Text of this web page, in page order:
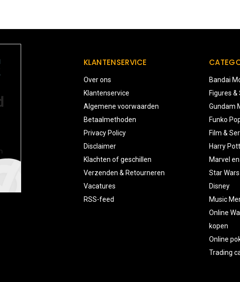
KLANTENSERVICE
Over ons
Klantenservice
Algemene voorwaarden
Betaalmethoden
Privacy Policy
Disclaimer
Klachten of geschillen
Verzenden & Retourneren
Vacatures
RSS-feed
Bandai
Figures
Gundam
Funko
Film &
Harry
Marvel en
Star Wars
Disney
Music
Online
kopen
Online
Trading